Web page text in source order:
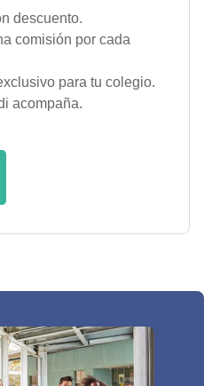
descuento.
comisión por cada
para tu colegio.
acompaña.